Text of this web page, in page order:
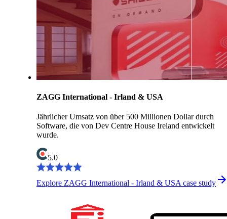
ZAGG International - Irland & USA
Jährlicher Umsatz von über 500 Millionen Dollar durch
Software, die von Dev Centre House Ireland entwickelt
wurde.
5.0
Explore ZAGG International - Irland & USA case study